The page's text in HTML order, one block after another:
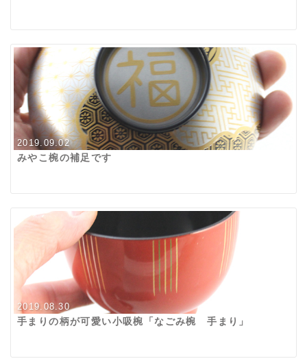
2019.09.02
みやこ椀の補足です
2019.08.30
手まりの柄が可愛い小吸椀「なごみ椀 手まり」